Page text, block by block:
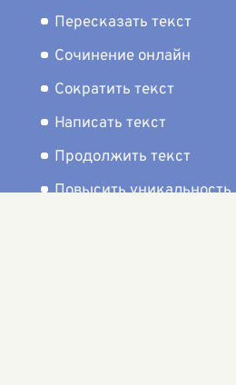
Пересказать текст
Сочинение онлайн
Сократить текст
Написать текст
Продолжить текст
Повысить уникальность